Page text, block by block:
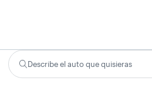
Describe el auto que quisieras